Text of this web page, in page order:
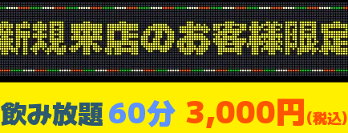
飲み放題60分 3,000円(税込)